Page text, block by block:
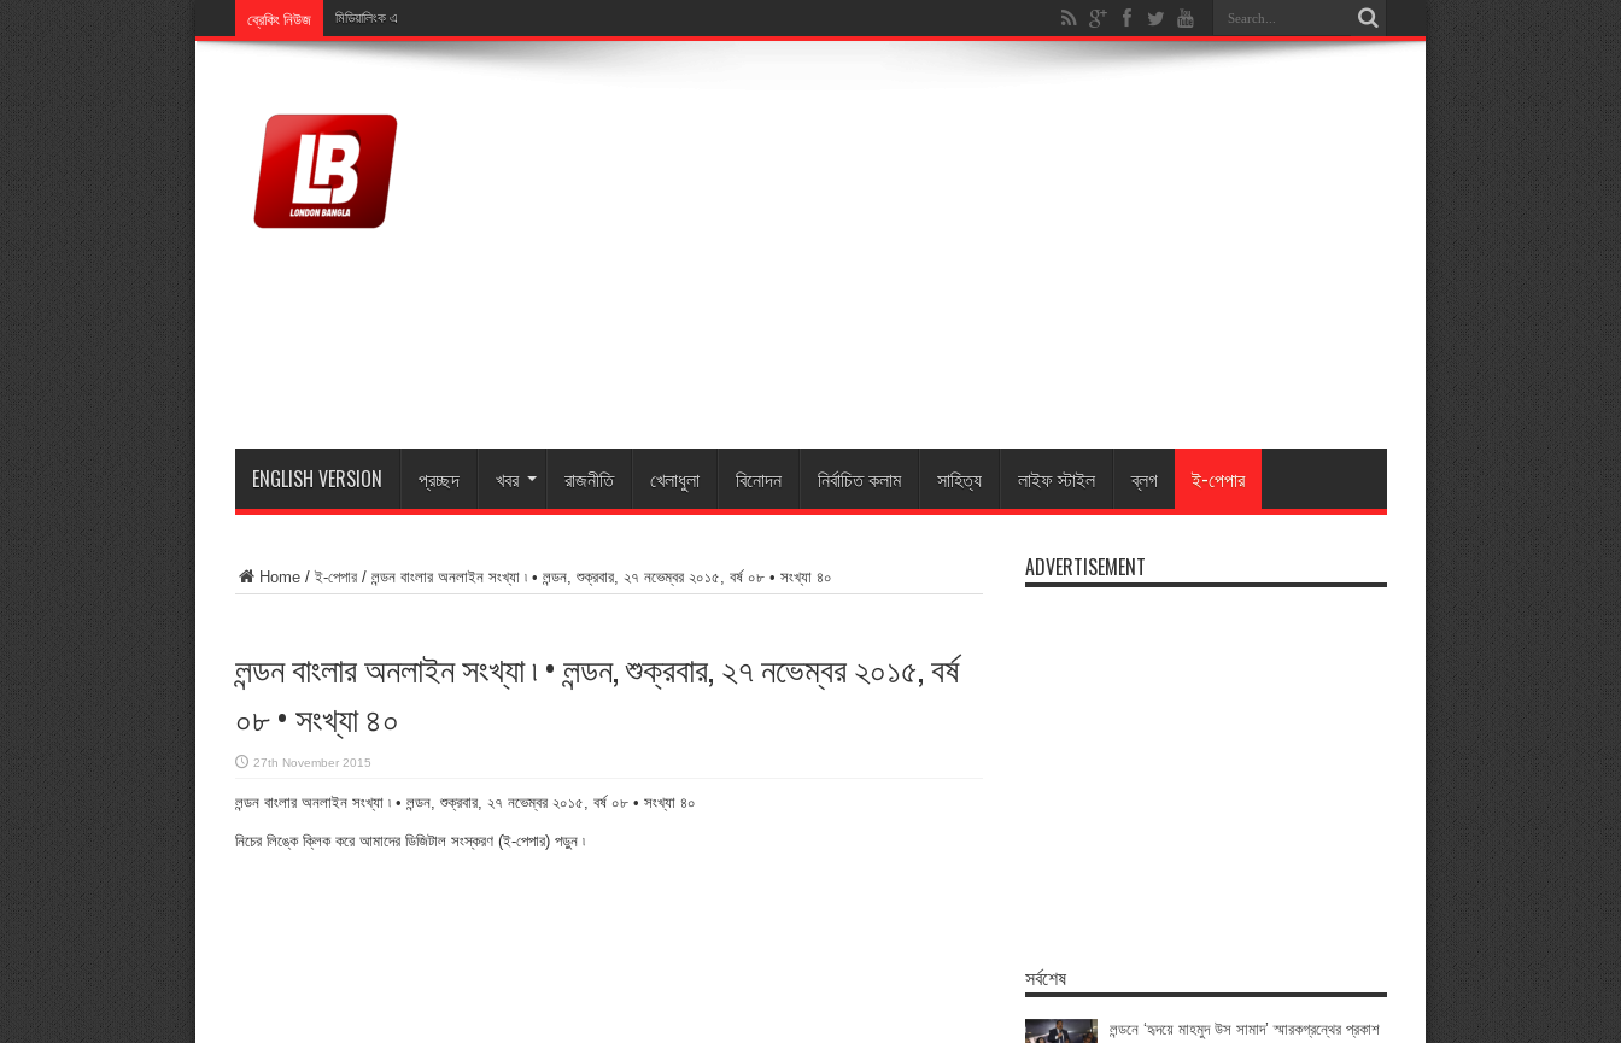
ব্রেকিং নিউজ মিডিয়ালিংক এর এমডি মুজিব ইসলামের মাতা মায়ারুন নেছার ইন্ত
ENGLISH VERSION প্রচ্ছদ খবর রাজনীতি খেলাধুলা বিনোদন নির্বাচিত কলাম সাহিত্য লাইফ স্টাইল ব্লগ ই-পেপার
Home/ই-পেপার/ লন্ডন বাংলার অনলাইন সংখ্যা ৷ • লন্ডন, শুক্রবার, ২৭ নভেম্বর ২০১৫, বর্ষ ০৮ • সংখ্যা ৪০
লন্ডন বাংলার অনলাইন সংখ্যা ৷ • লন্ডন, শুক্রবার, ২৭ নভেম্বর ২০১৫, বর্ষ
০৮ • সংখ্যা ৪০
27th November 2015
লন্ডন বাংলার অনলাইন সংখ্যা ৷ • লন্ডন, শুক্রবার, ২৭ নভেম্বর ২০১৫, বর্ষ ০৮ • সংখ্যা ৪০
নিচের লিঙ্কে ক্লিক করে আমাদের ডিজিটাল সংস্করণ (ই-পেপার) পড়ুন ৷
ADVERTISEMENT
সর্বশেষ
লন্ডনে ‘হৃদয়ে মাহমুদ উস সামাদ’ স্মারকগ্রন্থের প্রকাশ